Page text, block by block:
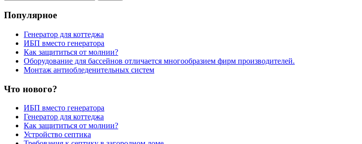
Популярное
Генератор для коттеджа
ИБП вместо генератора
Как защититься от молнии?
Оборудование для бассейнов отличается многообразием фирм производителей.
Монтаж антиобледенительных систем
Что нового?
ИБП вместо генератора
Генератор для коттеджа
Как защититься от молнии?
Устройство септика